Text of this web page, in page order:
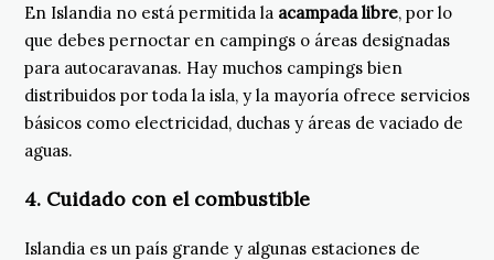
En Islandia no está permitida la acampada libre, por lo
que debes pernoctar en campings o áreas designadas
para autocaravanas. Hay muchos campings bien
distribuidos por toda la isla, y la mayoría ofrece servicios
básicos como electricidad, duchas y áreas de vaciado de
aguas.
4. Cuidado con el combustible
Islandia es un país grande y algunas estaciones de